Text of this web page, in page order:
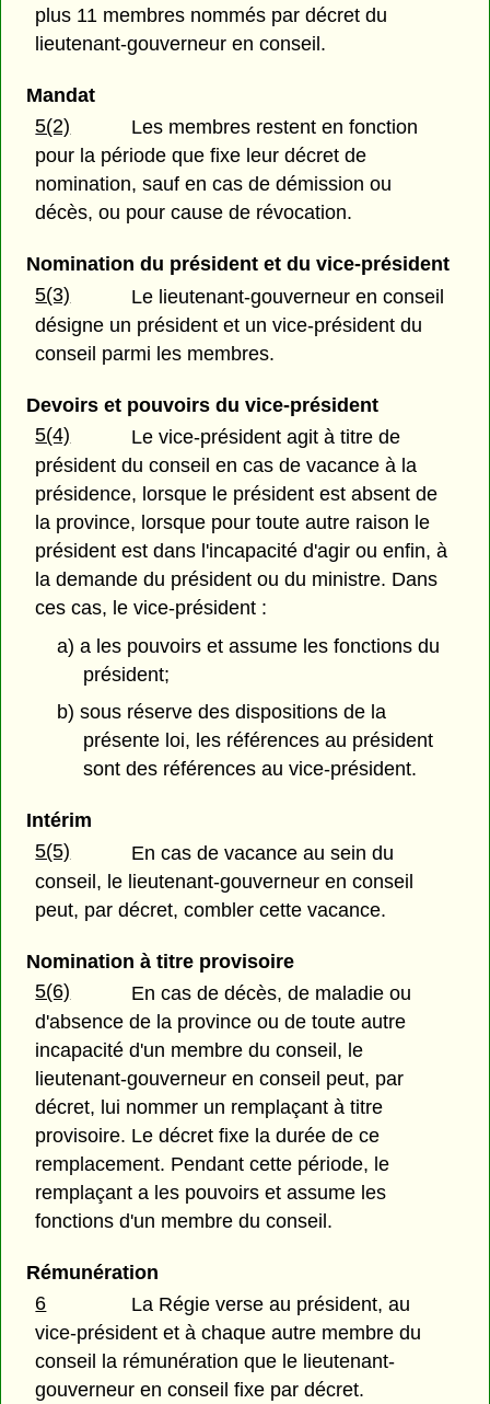
plus 11 membres nommés par décret du
lieutenant-gouverneur en conseil.
Mandat
5(2)
Les membres restent en fonction
pour la période que fixe leur décret de
nomination, sauf en cas de démission ou
décès, ou pour cause de révocation.
Nomination du président et du vice-président
5(3)
Le lieutenant-gouverneur en conseil
désigne un président et un vice-président du
conseil parmi les membres.
Devoirs et pouvoirs du vice-président
5(4)
Le vice-président agit à titre de
président du conseil en cas de vacance à la
présidence, lorsque le président est absent de
la province, lorsque pour toute autre raison le
président est dans l'incapacité d'agir ou enfin, à
la demande du président ou du ministre. Dans
ces cas, le vice-président :
a) a les pouvoirs et assume les fonctions du
président;
b) sous réserve des dispositions de la
présente loi, les références au président
sont des références au vice-président.
Intérim
5(5)
En cas de vacance au sein du
conseil, le lieutenant-gouverneur en conseil
peut, par décret, combler cette vacance.
Nomination à titre provisoire
5(6)
En cas de décès, de maladie ou
d'absence de la province ou de toute autre
incapacité d'un membre du conseil, le
lieutenant-gouverneur en conseil peut, par
décret, lui nommer un remplaçant à titre
provisoire. Le décret fixe la durée de ce
remplacement. Pendant cette période, le
remplaçant a les pouvoirs et assume les
fonctions d'un membre du conseil.
Rémunération
6
La Régie verse au président, au
vice-président et à chaque autre membre du
conseil la rémunération que le lieutenant-
gouverneur en conseil fixe par décret.